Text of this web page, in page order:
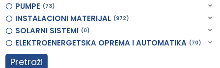
PUMPE 73
INSTALACIONI MATERIJAL 972
SOLARNI SISTEMI 0
ELEKTROENERGETSKA OPREMA I AUTOMATIKA 70
Pretraži